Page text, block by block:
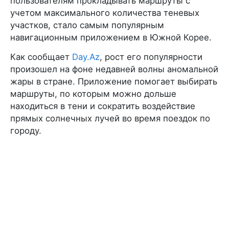
учетом максимального количества теневых
участков, стало самым популярным
навигационным приложением в Южной Корее.
Как сообщает Day.Az, рост его популярности
произошел на фоне недавней волны аномальной
жары в стране. Приложение помогает выбирать
маршруты, по которым можно дольше
находиться в тени и сократить воздействие
прямых солнечных лучей во время поездок по
городу.